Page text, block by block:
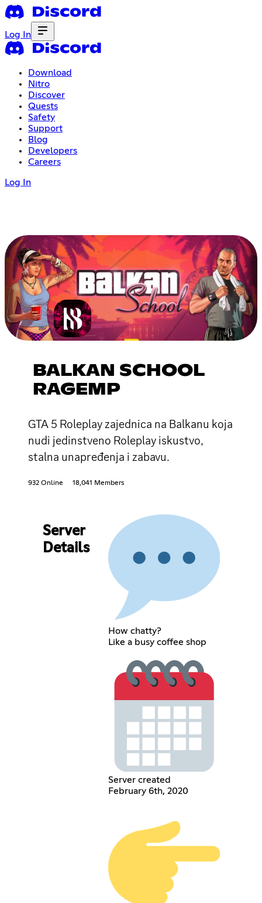
Log In
Download
Nitro
Discover
Quests
Safety
Support
Blog
Developers
Careers
Log In
BALKAN SCHOOL
RAGEMP
GTA 5 Roleplay zajednica na Balkanu koja
nudi jedinstveno Roleplay iskustvo,
stalna unapređenja i zabavu.
932 Online 18,041 Members
Server
Details
How chatty?
Like a busy coffee shop
Server created
February 6th, 2020